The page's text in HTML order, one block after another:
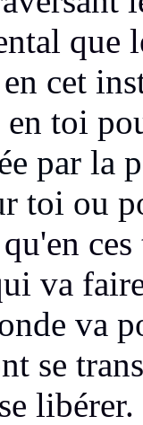
que
cet
en toi
par la
toi ou
qu'en
va
va
se
libérer.